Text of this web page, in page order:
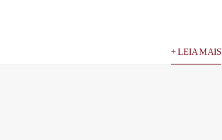
+ LEIA MAIS